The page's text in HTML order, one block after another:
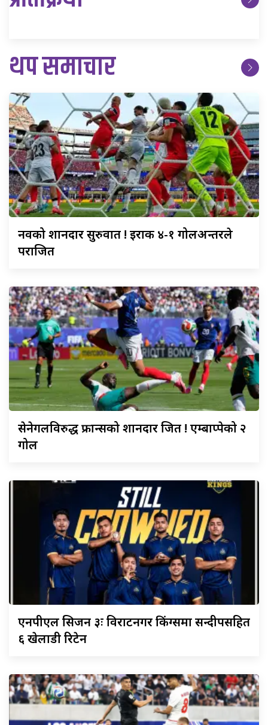
थप समाचार
नर्वेकोशानदार सुरुवात ! इराक ४-१ गोलअन्तरले
पराजित
सेनेगलविरुद्धफ्रान्सको शानदार जित ! एम्बाप्पेको २
गोल
एनपीएलसिजन ३ः विराटनगर किंग्समा सन्दीपसहित
६ खेलाडी रिटेन